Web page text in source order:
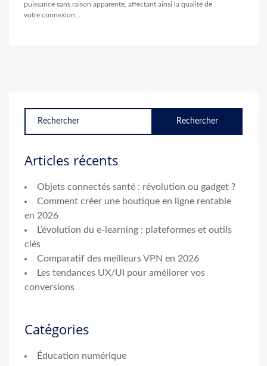
puissance sans raison apparente, affectant ainsi la qualité de
votre connexion...
Articles récents
Objets connectés santé : révolution ou gadget ?
Comment créer une boutique en ligne rentable
en 2026
L’évolution du e-learning : plateformes et outils
clés
Comparatif des meilleurs VPN en 2026
Les tendances UX/UI pour améliorer vos
conversions
Catégories
Éducation numérique